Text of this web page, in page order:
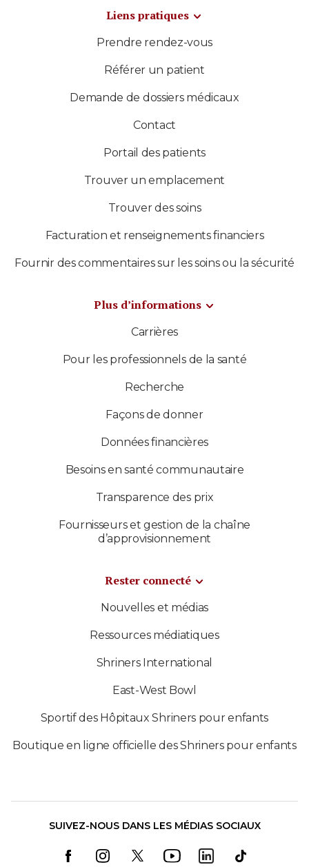
Liens pratiques
Prendre rendez-vous
Référer un patient
Demande de dossiers médicaux
Contact
Portail des patients
Trouver un emplacement
Trouver des soins
Facturation et renseignements financiers
Fournir des commentaires sur les soins ou la sécurité
Plus d’informations
Carrières
Pour les professionnels de la santé
Recherche
Façons de donner
Données financières
Besoins en santé communautaire
Transparence des prix
Fournisseurs et gestion de la chaîne
d’approvisionnement
Rester connecté
Nouvelles et médias
Ressources médiatiques
Shriners International
East-West Bowl
Sportif des Hôpitaux Shriners pour enfants
Boutique en ligne officielle des Shriners pour enfants
SUIVEZ-NOUS DANS LES MÉDIAS SOCIAUX